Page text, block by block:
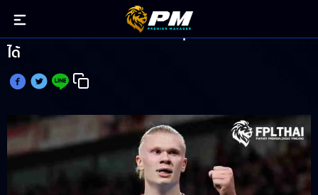
ฮาลันด์ เผยชอบนอนกอดบอลทุกคืนหากทำแฮตทริก
ได้